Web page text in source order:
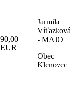
90,00
EUR
Jarmila
Víťazková
- MAJO
Obec
Klenovec